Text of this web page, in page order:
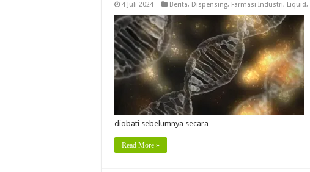
4 Juli 2024 Berita, Dispensing, Farmasi Industri, Liquid,
diobati sebelumnya secara …
Read More »